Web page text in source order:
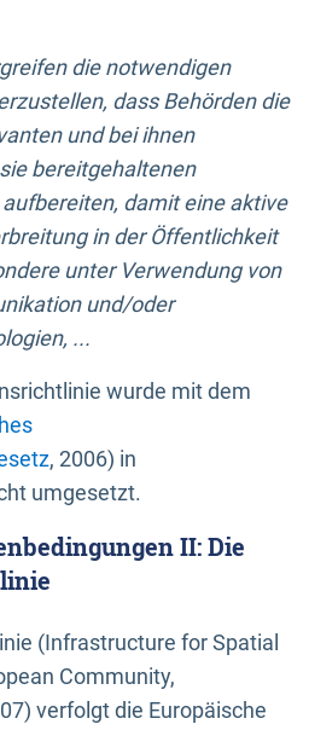
die notwendigen
dass Behörden die
und bei ihnen
bereitgehaltenen
damit eine aktive
in der Öffentlichkeit
unter Verwendung von
und/oder
...
wurde mit dem
, 2006) in
umgesetzt.
II: Die
(Infrastructure for Spatial
Community,
verfolgt die Europäische